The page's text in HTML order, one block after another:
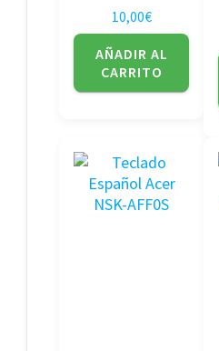
10,00€
AÑADIR AL
CARRITO